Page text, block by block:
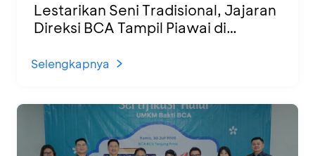
Lestarikan Seni Tradisional, Jajaran
Direksi BCA Tampil Piawai di
Selengkapnya